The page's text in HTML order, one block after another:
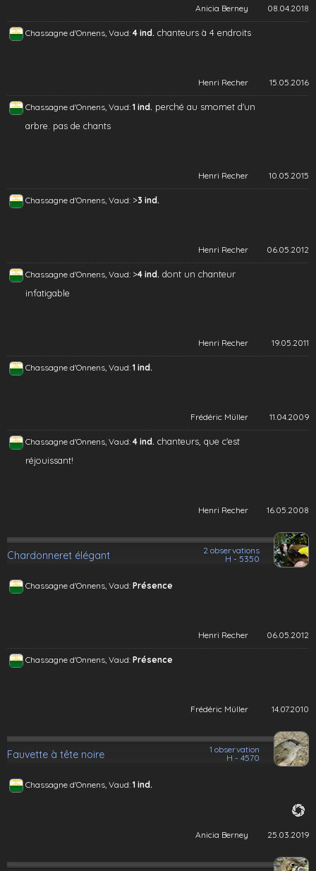
Anicia Berney 08.04.2018
Chassagne d'Onnens, Vaud: 4 ind. chanteurs à 4 endroits
Henri Recher 15.05.2016
Chassagne d'Onnens, Vaud: 1 ind. perché au smomet d'un
arbre. pas de chants
Henri Recher 10.05.2015
Chassagne d'Onnens, Vaud: >3 ind.
Henri Recher 06.05.2012
Chassagne d'Onnens, Vaud: >4 ind. dont un chanteur
infatigable
Henri Recher 19.05.2011
Chassagne d'Onnens, Vaud: 1 ind.
Frédéric Müller 11.04.2009
Chassagne d'Onnens, Vaud: 4 ind. chanteurs, que c'est
réjouissant!
Henri Recher 16.05.2008
Chardonneret élégant
2 observations
H - 5350
Chassagne d'Onnens, Vaud: Présence
Henri Recher 06.05.2012
Chassagne d'Onnens, Vaud: Présence
Frédéric Müller 14.07.2010
Fauvette à tête noire
1 observation
H - 4570
Chassagne d'Onnens, Vaud: 1 ind.
Anicia Berney 25.03.2019